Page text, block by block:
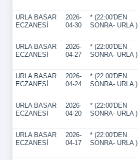
URLA BASAR
ECZANESİ
2026-
04-30
* (22:00'DEN
SONRA- URLA )
URLA BASAR
ECZANESİ
2026-
04-27
* (22:00'DEN
SONRA- URLA )
URLA BASAR
ECZANESİ
2026-
04-24
* (22:00'DEN
SONRA- URLA )
URLA BASAR
ECZANESİ
2026-
04-20
* (22:00'DEN
SONRA- URLA )
URLA BASAR
ECZANESİ
2026-
04-17
* (22:00'DEN
SONRA- URLA )